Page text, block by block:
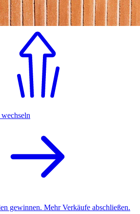
gewinnen. Mehr Verkäufe abschließen.